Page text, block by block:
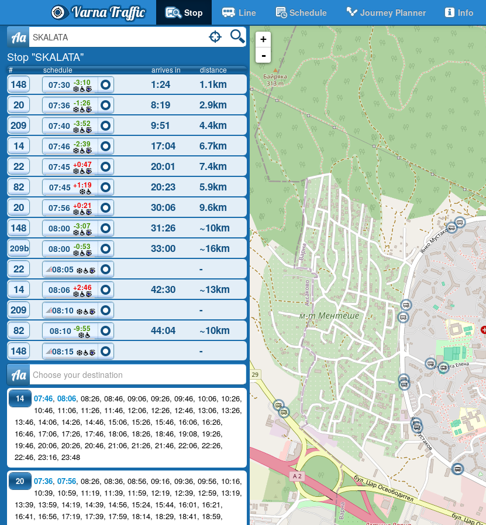
Varna Traffic Stop Line Schedule Journey Planner Info
Aa
Stop "SKALATA"
# schedule arrives in distance
148 07:30 -3:10 1:24
1.1km
20
07:36 -1:26 8:19
2.9km
209
07:40 -3:52 9:51
4.4km
14
07:46 -2:39 17:04
6.7km
22
07:45 +0:47 20:01
7.4km
82
07:45 +1:19 20:23
5.9km
20
07:56 +0:21 30:06
9.6km
148
08:00 -3:07 31:26 ~10km
209b 08:00 -0:53 33:00
~16km
22
08:05
-
14
08:06 +2:46 42:30
~13km
209
08:10
-
82
08:10-9:55 44:04
~10km
148
08:15 -
Аа
14 07:46, 08:06, 08:26, 08:46, 09:06, 09:26, 09:46, 10:06, 10:26,
10:46, 11:06, 11:26, 11:46, 12:06, 12:26, 12:46, 13:06, 13:26,
13:46, 14:06, 14:26, 14:46, 15:06, 15:26, 15:46, 16:06, 16:26,
16:46, 17:06, 17:26, 17:46, 18:06, 18:26, 18:46, 19:08, 19:26,
19:46, 20:06, 20:26, 20:46, 21:06, 21:26, 21:46, 22:06, 22:26,
22:46, 23:16, 23:48
20 07:36, 07:56, 08:26, 08:36, 08:56, 09:16, 09:36, 09:56, 10:16,
10:39, 10:59, 11:19, 11:39, 11:59, 12:19, 12:39, 12:59, 13:19,
13:39, 13:59, 14:19, 14:39, 14:56, 15:24, 15:44, 16:01, 16:21,
16:41, 16:56, 17:19, 17:39, 17:59, 18:14, 18:29, 18:41, 18:59,
+
-